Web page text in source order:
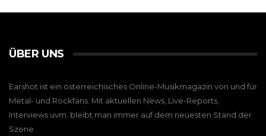
ÜBER UNS
Earshot ist ein österreichisches Online-Musikmagazin von und für
Metal- und Rockfans. Mit aktuellen News, Live-Reports,
Interviews uvm. bleibt man immer auf dem neuesten Stand der
Szene.